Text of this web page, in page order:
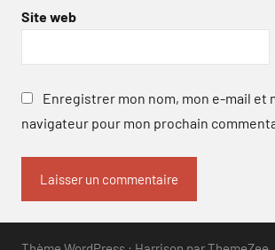
Site web
Enregistrer mon nom, mon e-mail et
navigateur pour mon prochain